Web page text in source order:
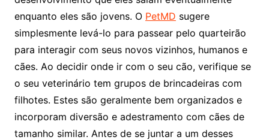
enquanto eles são jovens. O PetMD sugere
simplesmente levá-lo para passear pelo quarteirão
para interagir com seus novos vizinhos, humanos e
cães. Ao decidir onde ir com o seu cão, verifique se
o seu veterinário tem grupos de brincadeiras com
filhotes. Estes são geralmente bem organizados e
incorporam diversão e adestramento com cães de
tamanho similar. Antes de se juntar a um desses